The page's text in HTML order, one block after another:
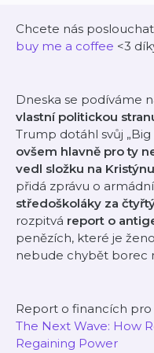
Chcete nás
buy me a coffee <3
Dneska se podíváme
vlastní politickou
Trump dotáhl svůj „Big
ovšem hlavně pro ty
vedl složku na
přidá zprávu o
středoškoláky za
rozpitvá report o
penězích, které je
nebude chybět borec
Report o financích
The Next Wave: How
Regaining Power